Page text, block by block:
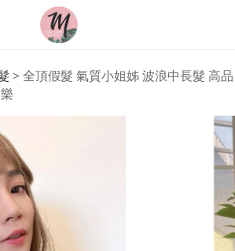
氣質小姐姊 波
高品質假髮
髮樂
> 全頂假髮 氣質小姐姊 波浪中長髮 高品